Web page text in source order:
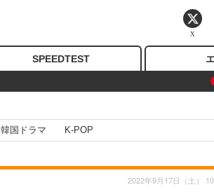
SPEEDTEST
韓国ドラマ K-POP
2022年9月17日（土）
X